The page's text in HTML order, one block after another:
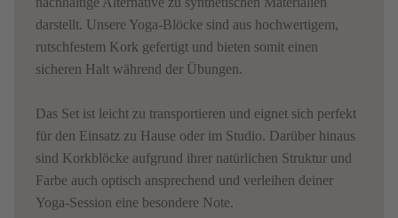
darstellt. Unsere Yoga-Blöcke sind aus hochwertigem,
rutschfestem Kork gefertigt und bieten somit einen
sicheren Halt während der Übungen.
Das Set ist leicht zu transportieren und eignet sich perfekt
für den Einsatz zu Hause oder im Studio. Darüber hinaus
sind Korkblöcke aufgrund ihrer natürlichen Struktur und
Farbe auch optisch ansprechend und verleihen deiner
Yoga-Session eine besondere Note.